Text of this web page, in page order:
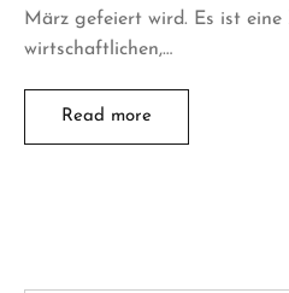
März gefeiert wird. Es ist eine
wirtschaftlichen,…
Read more